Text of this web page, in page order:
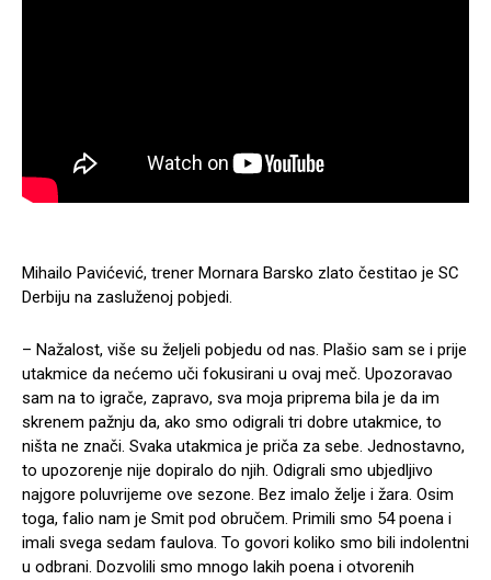
Mihailo Pavićević, trener Mornara Barsko zlato čestitao je SC
Derbiju na zasluženoj pobjedi.
– Nažalost, više su željeli pobjedu od nas. Plašio sam se i prije
utakmice da nećemo uči fokusirani u ovaj meč. Upozoravao
sam na to igrače, zapravo, sva moja priprema bila je da im
skrenem pažnju da, ako smo odigrali tri dobre utakmice, to
ništa ne znači. Svaka utakmica je priča za sebe. Jednostavno,
to upozorenje nije dopiralo do njih. Odigrali smo ubjedljivo
najgore poluvrijeme ove sezone. Bez imalo želje i žara. Osim
toga, falio nam je Smit pod obručem. Primili smo 54 poena i
imali svega sedam faulova. To govori koliko smo bili indolentni
u odbrani. Dozvolili smo mnogo lakih poena i otvorenih